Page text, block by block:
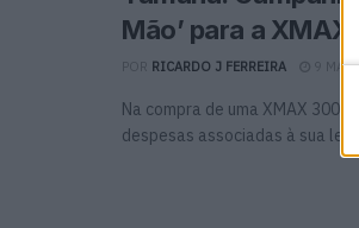
Mão’ para a XMAX
RICARDO J FERREIRA 9
Na compra de uma XMAX 300,
despesas associadas à sua